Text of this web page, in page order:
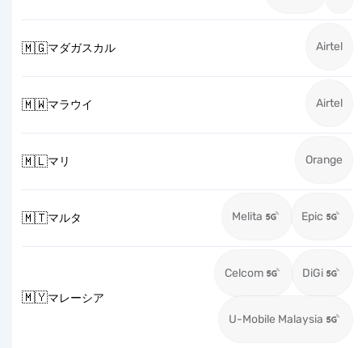
🇲🇬マダガスカル Airtel
🇲🇼マラウイ Airtel
🇲🇱マリ Orange
🇲🇹マルタ Melita Epic
🇲🇾マレーシア
Celcom DiGi
U-Mobile Malaysia